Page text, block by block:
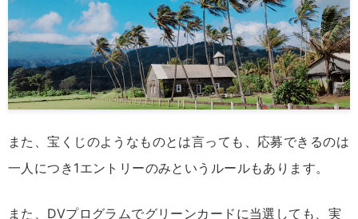
また、宝くじのようなものとは言っても、応募できるのは
一人につき1エントリーのみというルールもあります。
また、DVプログラムでグリーンカードに当選しても、実